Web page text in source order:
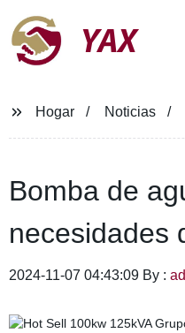
YAX
Hogar Noticias
Bomba de
necesidades
2024-11-07 04:43:09 By :